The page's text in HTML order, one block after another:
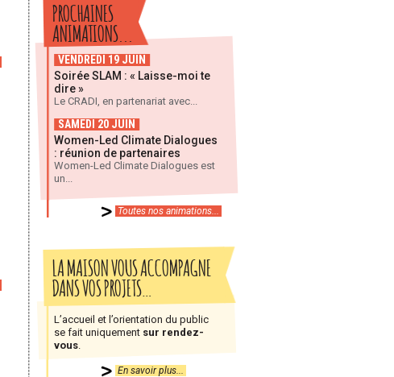
PROCHAINES
ANIMATIONS...
VENDREDI 19 JUIN
Soirée SLAM : « Laisse-moi te
dire »
Le CRADI, en partenariat avec...
SAMEDI 20 JUIN
Women-Led Climate Dialogues
: réunion de partenaires
Women-Led Climate Dialogues est
un...
Toutes nos animations...
LA MAISON VOUS ACCOMPAGNE
DANS VOS PROJETS…
L’accueil et l’orientation du public
se fait uniquement sur rendez-
vous
En savoir plus...